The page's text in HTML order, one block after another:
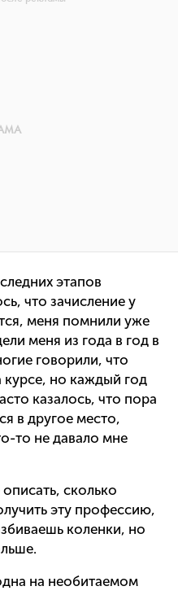
этапов
что зачисление у
меня помнили уже
меня из года в год в
говорили, что
курсе, но каждый год
казалось, что пора
в другое место,
то не давало мне
сколько
эту профессию,
коленки, но
на необитаемом